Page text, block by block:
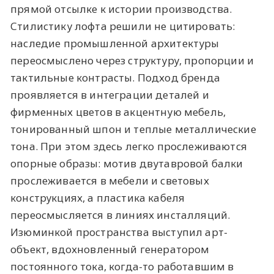
прямой отсылке к истории производства.
Стилистику лофта решили не цитировать:
наследие промышленной архитектуры
переосмыслено через структуру, пропорции и
тактильные контрасты. Подход бренда
проявляется в интеграции деталей и
фирменных цветов в акцентную мебель,
тонированный шпон и теплые металлические
тона. При этом здесь легко прослеживаются
опорные образы: мотив двутавровой балки
прослеживается в мебели и световых
конструкциях, а пластика кабеля
переосмысляется в линиях инсталляций.
Изюминкой пространства выступил арт-
объект, вдохновленный генератором
постоянного тока, когда-то работавшим в